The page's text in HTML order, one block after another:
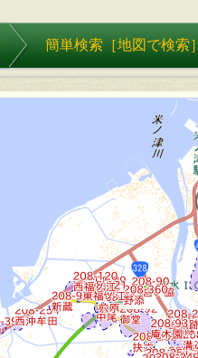
簡単検索［地図で検索